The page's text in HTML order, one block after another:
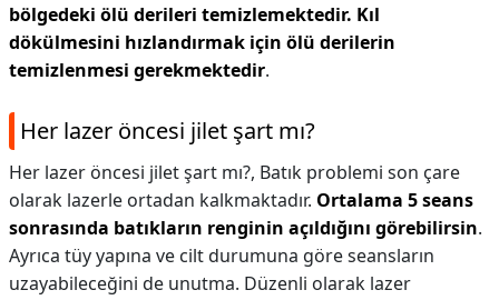
bölgedeki ölü derileri temizlemektedir. Kıl
dökülmesini hızlandırmak için ölü derilerin
temizlenmesi gerekmektedir.
Her lazer öncesi jilet şart mı?
Her lazer öncesi jilet şart mı?, Batık problemi son çare
olarak lazerle ortadan kalkmaktadır. Ortalama 5 seans
sonrasında batıkların renginin açıldığını görebilirsin.
Ayrıca tüy yapına ve cilt durumuna göre seansların
uzayabileceğini de unutma. Düzenli olarak lazer